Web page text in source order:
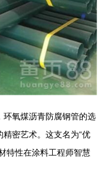
氧煤沥青防腐钢管的选
密艺术。这支名为“优
特性在涂料工程师智慧